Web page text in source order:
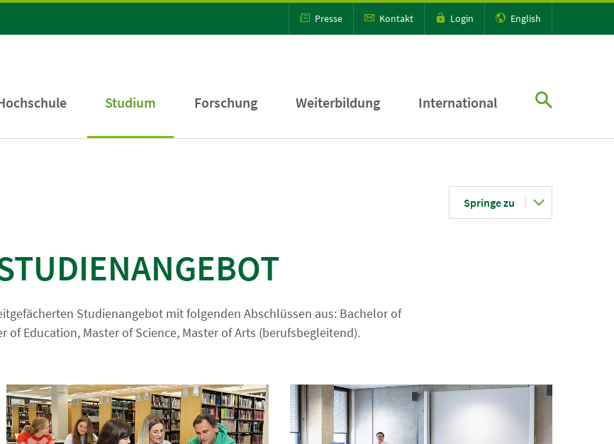
Presse Kontakt Login English
Studium Forschung Weiterbildung International
Springe zu
Studienangebot mit folgenden Abschlüssen aus: Bachelor of
of Education, Master of Science, Master of Arts (berufsbegleitend).